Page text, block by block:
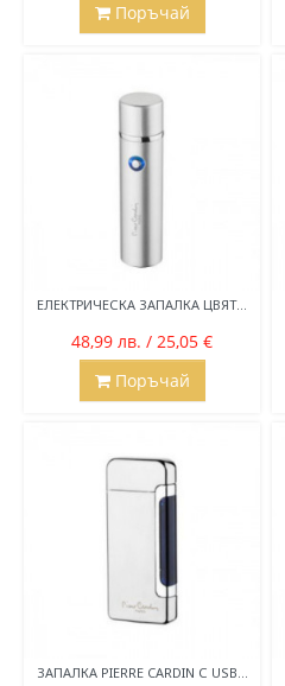
Поръчай
ЕЛЕКТРИЧЕСКА ЗАПАЛКА ЦВЯТ...
48,99 лв. / 25,05 €
Поръчай
ЗАПАЛКА PIERRE CARDIN С USB...